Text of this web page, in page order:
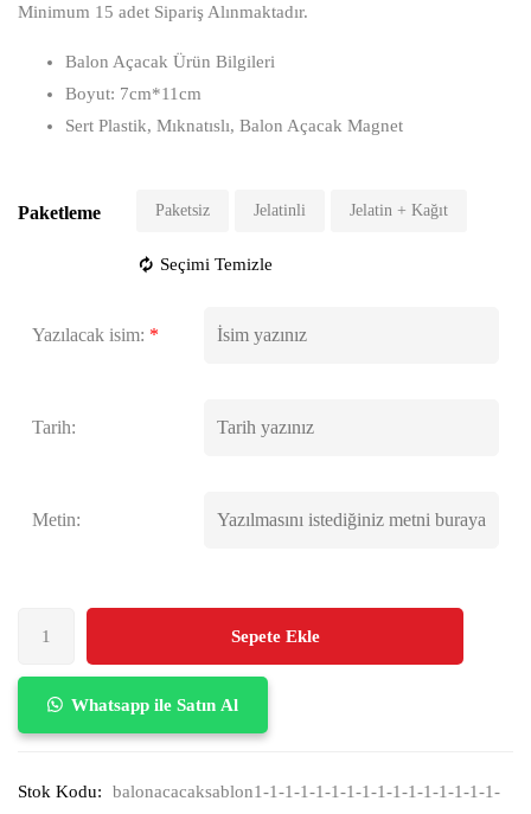
Minimum 15 adet Sipariş Alınmaktadır.
Balon Açacak Ürün Bilgileri
Boyut: 7cm*11cm
Sert Plastik, Mıknatıslı, Balon Açacak Magnet
Paketleme Paketsiz Jelatinli Jelatin + Kağıt
Seçimi Temizle
Yazılacak isim: *
Tarih:
Metin:
Sepete Ekle
Whatsapp ile Satın Al
Stok Kodu:
balonacacaksablon1-1-1-1-1-1-1-1-1-1-1-1-1-1-1-1-